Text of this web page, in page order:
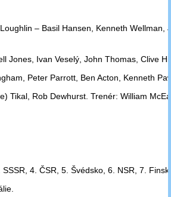
– Basil Hansen, Kenneth Wellman,
Jones, Ivan Veselý, John Thomas, Clive
Peter Parrott, Ben Acton, Kenneth
Tikal, Rob Dewhurst. Trenér: William
4. ČSR, 5. Švédsko, 6. NSR, 7.